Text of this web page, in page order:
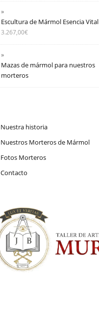
Escultura de Mármol Esencia Vital
3.267,00€
Mazas de mármol para nuestros
morteros
Nuestra historia
Nuestros Morteros de Mármol
Fotos Morteros
Contacto